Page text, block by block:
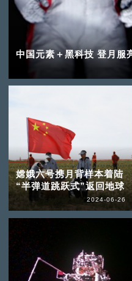
中国元素＋黑科技 登月服
嫦娥六号携月背样本着陆
“半弹道跳跃式”返回地球
2024-06-26